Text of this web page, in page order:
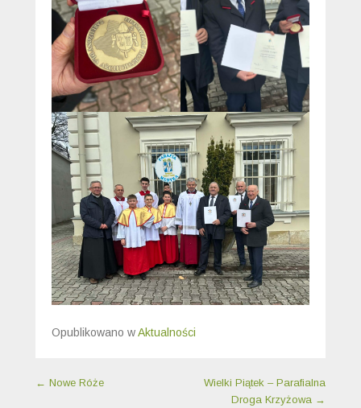
Opublikowano wAktualności
Nawigacja wpisu
← Nowe Róże
Wielki Piątek – Parafialna
Droga Krzyżowa →